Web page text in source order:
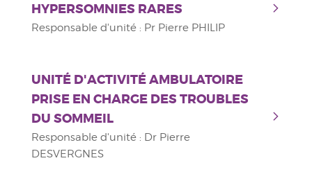
HYPERSOMNIES RARES
Responsable d'unité : Pr Pierre PHILIP
UNITÉ D'ACTIVITÉ AMBULATOIRE
PRISE EN CHARGE DES TROUBLES
DU SOMMEIL
Responsable d'unité : Dr Pierre
DESVERGNES